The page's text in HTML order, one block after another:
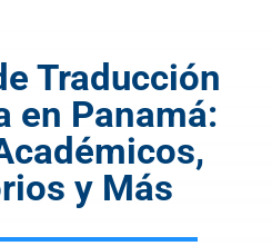
Traducción
en Panamá:
y Más